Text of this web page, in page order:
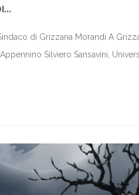
di Grizzana Morandi A
Silviero Sansavini,